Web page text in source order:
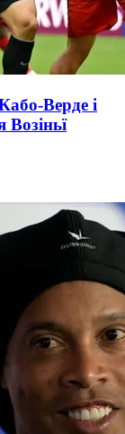
Верде і
Возіньї